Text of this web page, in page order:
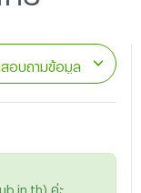
อบถามข้อมูล
ค่ะ